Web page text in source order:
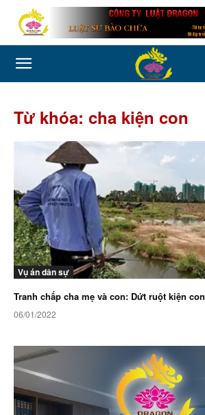
Từ khóa: cha kiện con
Vụ án dân sự
Tranh chấp cha mẹ và con: Dứt ruột kiện con
06/01/2022